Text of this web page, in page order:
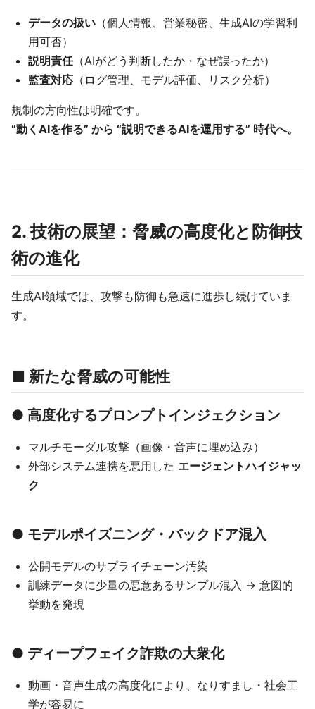
データの扱い （個人情報、営業秘密、生成AIの学習利
用可否）
説明責任（AIがどう判断したか・なぜ誤ったか）
監査対応 （ログ管理、モデル評価、リスク分析）
規制の方向性は明確です。
“動くAIを作る” から “説明できるAIを運用する” 時代へ。
2. 技術の展望：脅威の高度化と防御技
術の進化
生成AI領域では、攻撃も防御も急速に進歩し続けていま
す。
■ 新たな脅威の可能性
● 高度化するプロンプトインジェクション
マルチモーダル攻撃（画像・音声に埋め込み）
外部システム連携を悪用した エージェントハイジャッ
ク
● モデルポイズニング・バックドア混入
公開モデルのサプライチェーン汚染
訓練データに少量の悪意あるサンプル混入 → 意図的
挙動を発現
● ディープフェイク詐欺の大衆化
動画・音声生成の高度化により、なりすまし・社会工
学が容易に